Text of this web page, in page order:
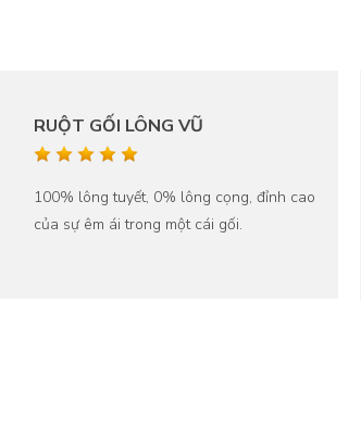
RUỘT GỐI LÔNG VŨ
100% lông tuyết, 0% lông cọng, đỉnh cao
của sự êm ái trong một cái gối.